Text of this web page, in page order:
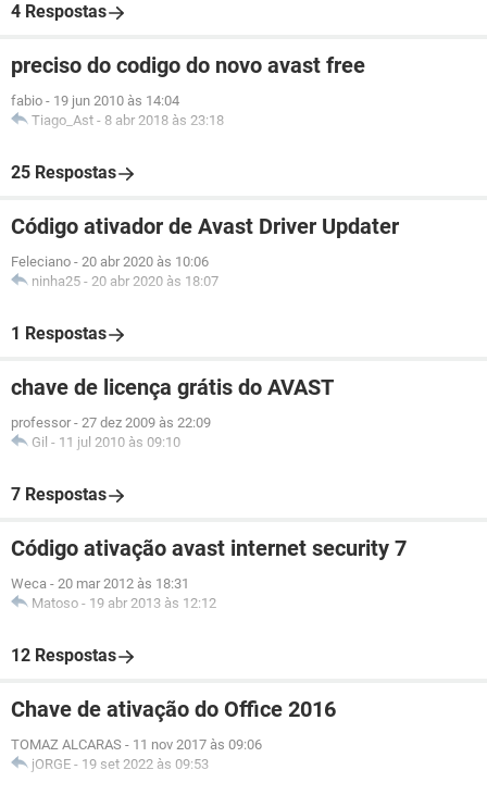
4 Respostas
preciso do codigo do novo avast free
fabio - 19 jun 2010 às 14:04
Tiago_Ast - 8 abr 2018 às 23:18
25 Respostas
Código ativador de Avast Driver Updater
Feleciano - 20 abr 2020 às 10:06
ninha25 - 20 abr 2020 às 18:07
1 Respostas
chave de licença grátis do AVAST
professor - 27 dez 2009 às 22:09
Gil - 11 jul 2010 às 09:10
7 Respostas
Código ativação avast internet security 7
Weca - 20 mar 2012 às 18:31
Matoso - 19 abr 2013 às 12:12
12 Respostas
Chave de ativação do Office 2016
TOMAZ ALCARAS - 11 nov 2017 às 09:06
jORGE - 19 set 2022 às 09:53